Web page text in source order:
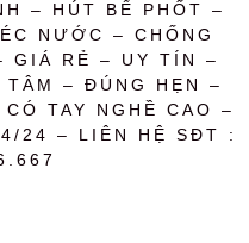
– HÚT BỂ PHỐT –
NƯỚC – CHỐNG
GIÁ RẺ – UY TÍN –
TÂM – ĐÚNG HẸN –
TAY NGHỀ CAO –
24 – LIÊN HỆ SĐT :